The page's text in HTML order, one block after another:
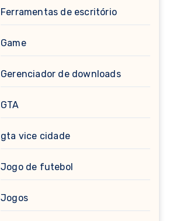
Ferramentas de escritório
Game
Gerenciador de downloads
GTA
gta vice cidade
Jogo de futebol
Jogos